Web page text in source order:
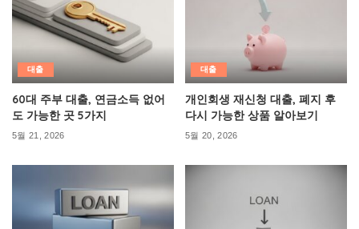
대출
60대 주부 대출, 연금소득 없어
도 가능한 곳 5가지
5월 21, 2026
대출
개인회생 재신청 대출, 폐지 후
다시 가능한 상품 알아보기
5월 20, 2026